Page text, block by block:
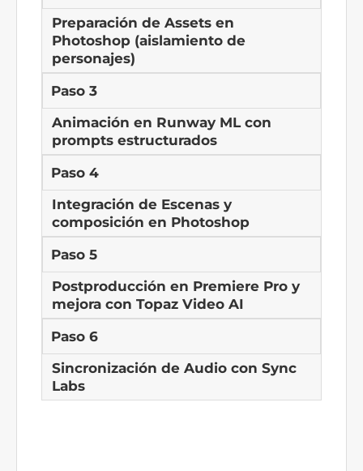
Preparación de Assets en
Photoshop (aislamiento de
personajes)
Paso 3
Animación en Runway ML con
prompts estructurados
Paso 4
Integración de Escenas y
composición en Photoshop
Paso 5
Postproducción en Premiere Pro y
mejora con Topaz Video AI
Paso 6
Sincronización de Audio con Sync
Labs